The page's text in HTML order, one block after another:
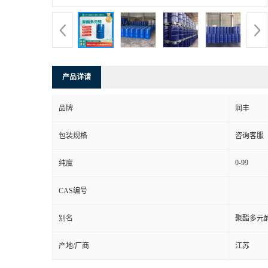
产品详请
品牌 润丰
包装规格 咨询客服
纯度 0-99
CAS编号
别名 聚酯多元
产地/厂商 江苏